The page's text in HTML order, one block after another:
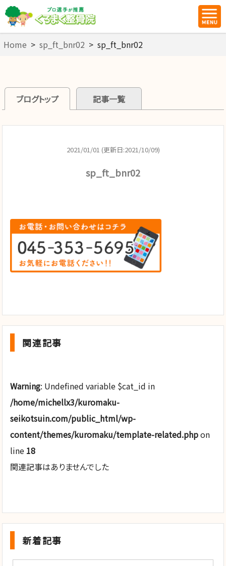
Home > sp_ft_bnr02 > sp_ft_bnr02
ブログトップ 記事一覧
2021/01/01 (更新日:2021/10/09)
sp_ft_bnr02
関連記事
Warning: Undefined variable $cat_id in
/home/michellx3/kuromaku-
seikotsuin.com/public_html/wp-
content/themes/kuromaku/template-related.phpon
line 18
関連記事はありませんでした
新着記事